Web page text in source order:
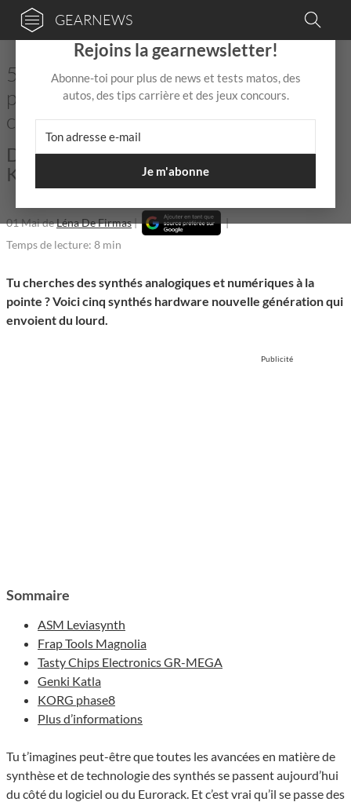
GEARNEWS
5 synthés hardware qui vont te faire
passer au niveau supérieur : le futur,
c’est maintenant
Des instruments ultra stylés signés
KORG, Frap Tools, ASM et bien d’autres.
01 MaideLéna De Firmas|
|
Temps de lecture: 8 min
Tu cherches des synthés analogiques et numériques à la
pointe ? Voici cinq synthés hardware nouvelle génération qui
envoient du lourd.
Publicité
Sommaire
ASM Leviasynth
Frap Tools Magnolia
Tasty Chips Electronics GR-MEGA
Genki Katla
KORG phase8
Plus d’informations
Tu t’imagines peut-être que toutes les avancées en matière de
synthèse et de technologie des synthés se passent aujourd’hui
du côté du logiciel ou du Eurorack. Et c’est vrai qu’il se passe des
×
Rejoins la gearnewsletter!
Abonne-toi pour plus de news et tests matos, des
autos, des tips carrière et des jeux concours.
Je m'abonne